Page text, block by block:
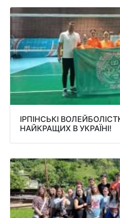
ІРПІНСЬКІ
НАЙКРАЩИХ В УКРАЇНІ!